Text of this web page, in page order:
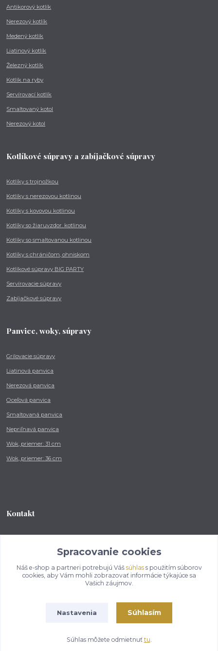
Antikorový kotlík
Nerezový kotlík
Medený kotlík
Liatinový kotlík
Železný kotlík
Kotlík na ryby
Servírovací kotlík
Smaltovaný kotol
Nerezový kotol
Kotlíkové súpravy a zabíjačkové súpravy
Kotlíky s trojnožkou
Kotlíky s nerezovou kotlinou
Kotlíky s kovovou kotlinou
Kotlíky so žiaruvzdor. kotlinou
Kotlíky so smaltovanou kotlinou
Kotlíky s chráničom, ohniskom
Kotlíkové súpravy BIG PARTY
Servírovacie súpravy
Zabíjačkové súpravy
Panvice, woky, súpravy
Grilovacie súpravy
Liatinová panvica
Nerezová panvica
Oceľová panvica
Smaltovaná panvica
Nepriľnavá panvica
Wok, priemer: 31 cm
Wok, priemer: 36 cm
Kontakt
od 8:00 - do 16:00 hod
info@kotlikovesupravy.sk
Vytvorené na
Eshop-rychlo.sk
Spracovanie cookies
Náš e-shop a partneri potrebujú Váš súhlass použitím súborov
cookies, aby Vám mohli zobrazovať informácie týkajúce sa
Vašich záujmov.
Nastavenia Súhlasím
Súhlas môžete odmietnuť tu